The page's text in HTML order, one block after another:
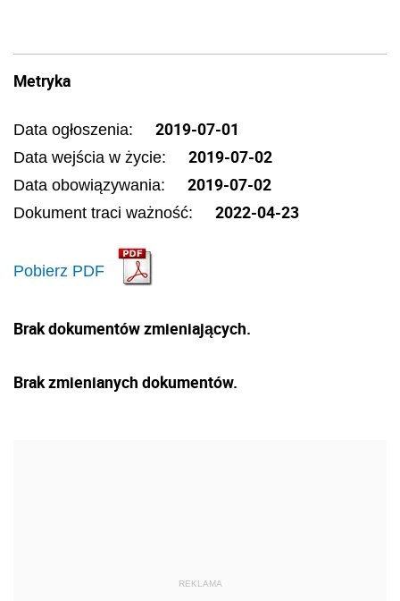
Metryka
Data ogłoszenia: 2019-07-01
Data wejścia w życie: 2019-07-02
Data obowiązywania: 2019-07-02
Dokument traci ważność: 2022-04-23
Pobierz PDF
Brak dokumentów zmieniających.
Brak zmienianych dokumentów.